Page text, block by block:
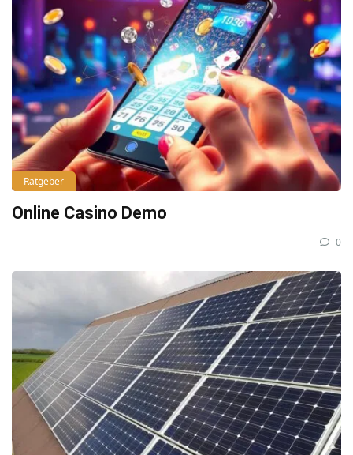
Ratgeber
Online Casino Demo
0